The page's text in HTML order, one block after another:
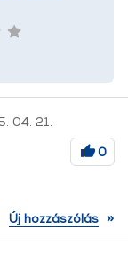
04. 21.
0
Új hozzászólás »